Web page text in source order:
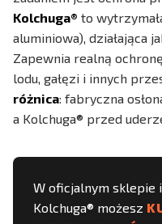
Kolchuga® to
aluminiowa), działająca
Zapewnia realną
lodu, gałęzi i innych
różnica: fabryczna
a Kolchuga® przed
W oficjalnym sklepie
Kolchuga® możesz